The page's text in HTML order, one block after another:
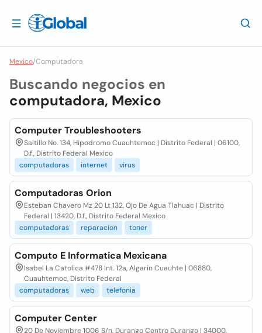
Mexico/Computadora
Buscando negocios en
computadora, Mexico
Computer Troubleshooters
Saltillo No. 134, Hipodromo Cuauhtemoc | Distrito Federal | 06100,
D.f., Distrito Federal Mexico
computadoras
internet virus
Computadoras Orion
Esteban Chavero Mz 20 Lt 132, Ojo De Agua Tlahuac | Distrito
Federal | 13420, D.f., Distrito Federal Mexico
computadoras
reparacion toner
Computo E Informatica Mexicana
Isabel La Catolica #478 Int. 12a, Algarin Cuauhte | 06880,
Cuauhtemoc, Distrito Federal
computadoras
web telefonia
Computer Center
20 De Noviembre 1006 S/n, Durango Centro Durango | 34000,